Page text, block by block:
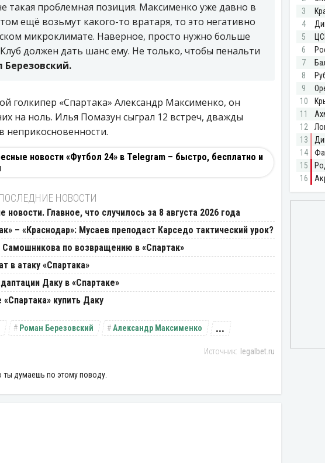
такая проблемная позиция. Максименко уже давно в
ещё возьмут какого-то вратаря, то это негативно
микроклимате. Наверное, просто нужно больше
должен дать шанс ему. Не только, чтобы пенальти
Березовский.
голкипер «Спартака» Александр Максименко, он
на ноль. Илья Помазун сыграл 12 встреч, дважды
неприкосновенности.
новости «Футбол 24» в Telegram – быстро, бесплатно и
НОВОСТИ
новости. Главное, что случилось за 8 августа 2026 года
– «Краснодар»: Мусаев преподаст Карседо тактический урок?
по возвращению в «Спартак»
в атаку «Спартака»
Даку в «Спартаке»
купить Даку
Роман Березовский Александр Максименко ...
legalbet.ru
ты думаешь по этому поводу.